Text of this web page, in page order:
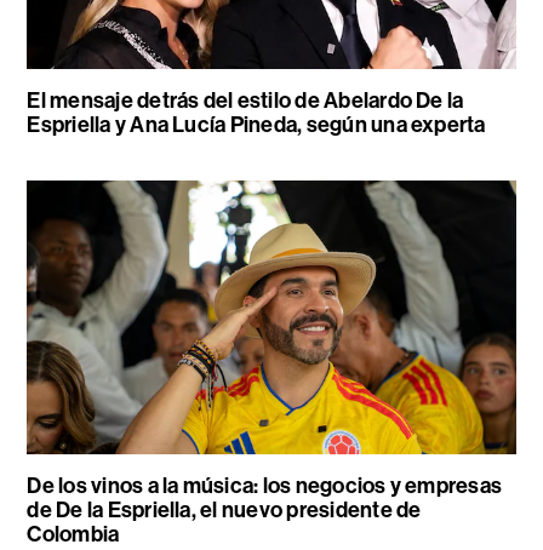
El mensaje detrás del estilo de Abelardo De la
Espriella y Ana Lucía Pineda, según una experta
De los vinos a la música: los negocios y empresas
de De la Espriella, el nuevo presidente de
Colombia